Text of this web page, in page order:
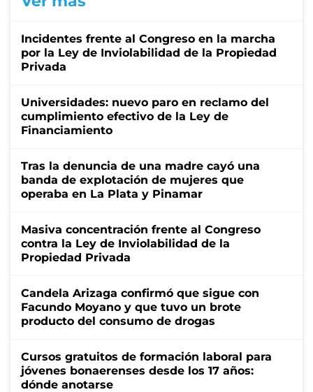
Incidentes frente al Congreso en la marcha
por la Ley de Inviolabilidad de la Propiedad
Privada
Universidades: nuevo paro en reclamo del
cumplimiento efectivo de la Ley de
Financiamiento
Tras la denuncia de una madre cayó una
banda de explotación de mujeres que
operaba en La Plata y Pinamar
Masiva concentración frente al Congreso
contra la Ley de Inviolabilidad de la
Propiedad Privada
Candela Arizaga confirmó que sigue con
Facundo Moyano y que tuvo un brote
producto del consumo de drogas
Cursos gratuitos de formación laboral para
jóvenes bonaerenses desde los 17 años:
dónde anotarse